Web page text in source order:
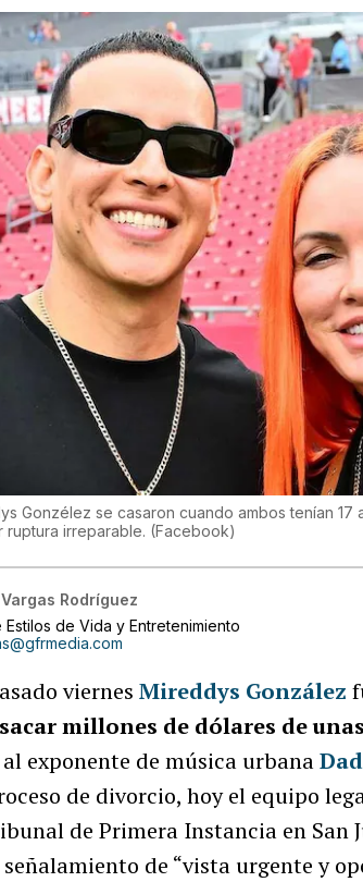
Gonzélez se casaron cuando ambos tenían 17
irreparable. (Facebook)
Rodríguez
de Vida y Entretenimiento
viernesMireddys González
millones de dólares de
exponente de música urbana
de divorcio, hoy el equipo
de Primera Instancia en San
de “vista urgente y